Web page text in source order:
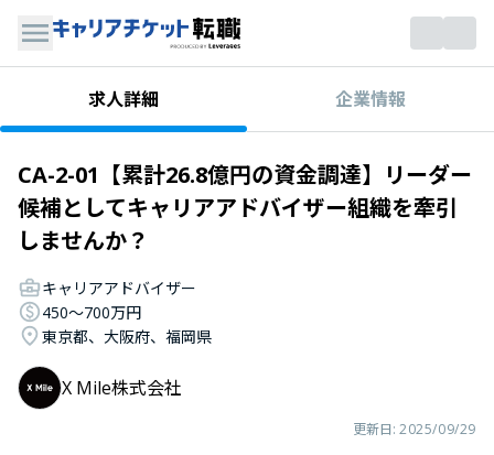
求人詳細 企業情報
CA-2-01【累計26.8億円の資金調達】リーダー
候補としてキャリアアドバイザー組織を牽引
しませんか？
キャリアアドバイザー
450〜700万円
東京都、大阪府、福岡県
X Mile株式会社
更新日: 2025/09/29